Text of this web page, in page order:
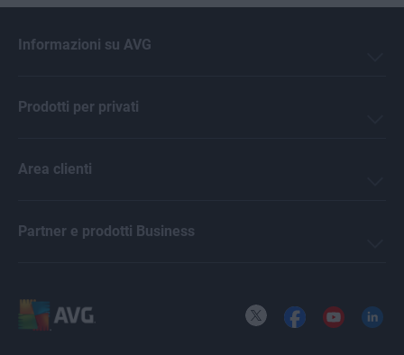
Informazioni su AVG
Prodotti per privati
Area clienti
Partner e prodotti Business